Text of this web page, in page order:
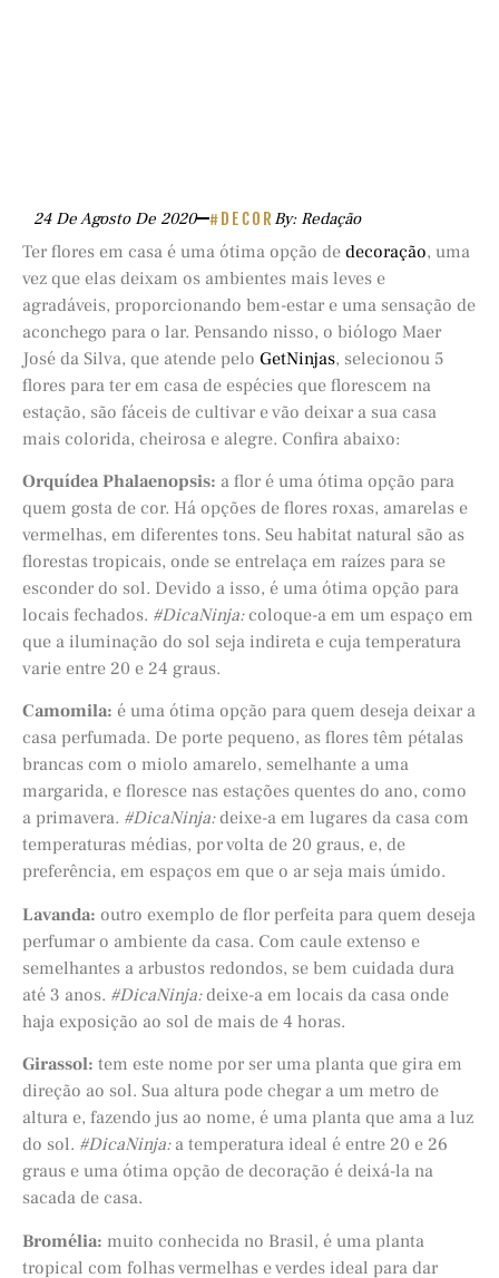
24 De Agosto De 2020 #DECOR By: Redação
Ter flores em casa é uma ótima opção de decoração, uma
vez que elas deixam os ambientes mais leves e
agradáveis, proporcionando bem-estar e uma sensação de
aconchego para o lar. Pensando nisso, o biólogo Maer
José da Silva, que atende pelo GetNinjas, selecionou 5
flores para ter em casa de espécies que florescem na
estação, são fáceis de cultivar e vão deixar a sua casa
mais colorida, cheirosa e alegre. Confira abaixo:
Orquídea Phalaenopsis: a flor é uma ótima opção para
quem gosta de cor. Há opções de flores roxas, amarelas e
vermelhas, em diferentes tons. Seu habitat natural são as
florestas tropicais, onde se entrelaça em raízes para se
esconder do sol. Devido a isso, é uma ótima opção para
locais fechados. #DicaNinja:coloque-a em um espaço em
que a iluminação do sol seja indireta e cuja temperatura
varie entre 20 e 24 graus.
Camomila: é uma ótima opção para quem deseja deixar a
casa perfumada. De porte pequeno, as flores têm pétalas
brancas com o miolo amarelo, semelhante a uma
margarida, e floresce nas estações quentes do ano, como
a primavera. #DicaNinja:deixe-a em lugares da casa com
temperaturas médias, por volta de 20 graus, e, de
preferência, em espaços em que o ar seja mais úmido.
Lavanda: outro exemplo de flor perfeita para quem deseja
perfumar o ambiente da casa. Com caule extenso e
semelhantes a arbustos redondos, se bem cuidada dura
até 3 anos. #DicaNinja:deixe-a em locais da casa onde
haja exposição ao sol de mais de 4 horas.
Girassol: tem este nome por ser uma planta que gira em
direção ao sol. Sua altura pode chegar a um metro de
altura e, fazendo jus ao nome, é uma planta que ama a luz
do sol. #DicaNinja:a temperatura ideal é entre 20 e 26
graus e uma ótima opção de decoração é deixá-la na
sacada de casa.
Bromélia: muito conhecida no Brasil, é uma planta
tropical com folhas vermelhas e verdes ideal para dar